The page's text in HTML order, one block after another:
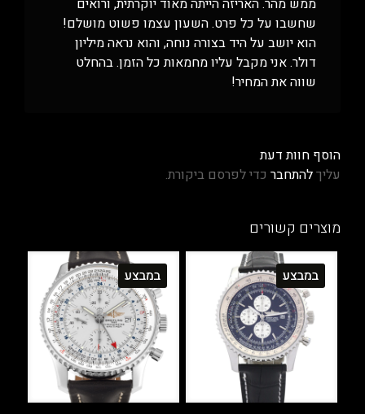
ממש מהר. האריזה הייתה מאוד יוקרתית, ורואים
שחשבו על כל פרט. השעון עצמו פשוט מושלם!
הוא יושב על היד בצורה נוחה, והוא נראה מיליון
דולר. אני מקבל עליו מחמאות כל הזמן. בהחלט
שווה את המחיר!
הוסף חוות דעת
עליךלהתחבר כדי לפרסם ביקורת.
מוצרים קשורים
במבצע במבצע